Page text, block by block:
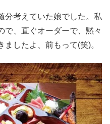
分考えていた娘でした。私
で、直ぐオーダーで、黙々
したよ、前もって(笑)。